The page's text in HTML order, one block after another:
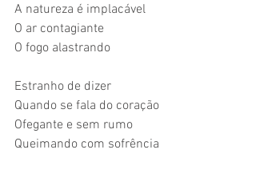
A natureza é implacável
O ar contagiante
O fogo alastrando
Estranho de dizer
Quando se fala do coração
Ofegante e sem rumo
Queimando com sofrência